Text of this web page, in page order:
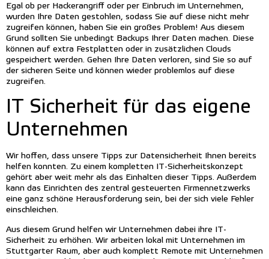
Egal ob per Hackerangriff oder per Einbruch im Unternehmen,
wurden Ihre Daten gestohlen, sodass Sie auf diese nicht mehr
zugreifen können, haben Sie ein großes Problem! Aus diesem
Grund sollten Sie unbedingt Backups Ihrer Daten machen. Diese
können auf extra Festplatten oder in zusätzlichen Clouds
gespeichert werden. Gehen Ihre Daten verloren, sind Sie so auf
der sicheren Seite und können wieder problemlos auf diese
zugreifen.
IT Sicherheit für das eigene
Unternehmen
Wir hoffen, dass unsere Tipps zur Datensicherheit Ihnen bereits
helfen konnten. Zu einem kompletten IT-Sicherheitskonzept
gehört aber weit mehr als das Einhalten dieser Tipps. Außerdem
kann das Einrichten des zentral gesteuerten Firmennetzwerks
eine ganz schöne Herausforderung sein, bei der sich viele Fehler
einschleichen.
Aus diesem Grund helfen wir Unternehmen dabei ihre IT-
Sicherheit zu erhöhen. Wir arbeiten lokal mit Unternehmen im
Stuttgarter Raum, aber auch komplett Remote mit Unternehmen